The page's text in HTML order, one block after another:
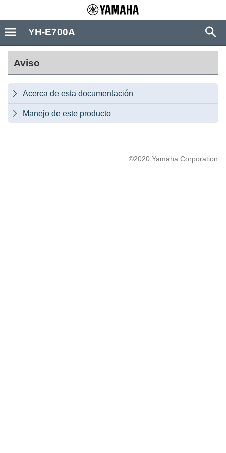
Aviso
 Acerca de esta documentación
 Manejo de este producto
©2020 Yamaha Corporation
YH-E700A